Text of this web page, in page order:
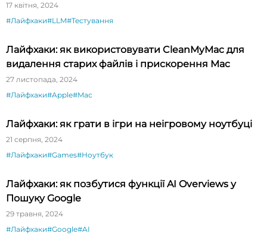
17 квітня, 2024
#Лайфхаки#LLM#Тестування
Лайфхаки: як використовувати CleanMyMac для
видалення старих файлів і прискорення Mac
27 листопада, 2024
#Лайфхаки#Apple#Mac
Лайфхаки: як грати в ігри на неігровому ноутбуці
21 серпня, 2024
#Лайфхаки#Games#Ноутбук
Лайфхаки: як позбутися функції AI Overviews у
Пошуку Google
29 травня, 2024
#Лайфхаки#Google#AI